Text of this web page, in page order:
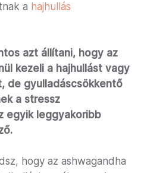
a hajhullás
azt állítani, hogy az
kezeli a hajhullást vagy
de gyulladáscsökkentő
a stressz
egyik leggyakoribb
hogy az ashwagandha